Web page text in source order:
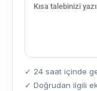
✓ 24 saat içinde
✓ Doğrudan ilgili